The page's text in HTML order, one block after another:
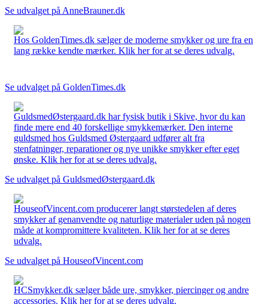
Se udvalget på AnneBrauner.dk
Hos GoldenTimes.dk sælger de moderne smykker og ure fra en
lang række kendte mærker. Klik her for at se deres udvalg.
Se udvalget på GoldenTimes.dk
GuldsmedØstergaard.dk har fysisk butik i Skive, hvor du kan
finde mere end 40 forskellige smykkemærker. Den interne
guldsmed hos Guldsmed Østergaard udfører alt fra
stenfatninger, reparationer og nye unikke smykker efter eget
ønske. Klik her for at se deres udvalg.
Se udvalget på GuldsmedØstergaard.dk
HouseofVincent.com producerer langt størstedelen af deres
smykker af genanvendte og naturlige materialer uden på nogen
måde at kompromittere kvaliteten. Klik her for at se deres
udvalg.
Se udvalget på HouseofVincent.com
HCSmykker.dk sælger både ure, smykker, piercinger og andre
accessories. Klik her for at se deres udvalg.